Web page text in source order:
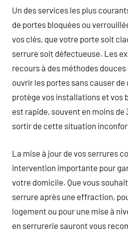
Un des services les plus
de portes bloquées ou
vos clés, que votre porte soit
serrure soit défectueuse. Les
recours à des méthodes
ouvrir les portes sans causer de
protège vos installations et vos
est rapide, souvent en moins
sortir de cette situation
La mise à jour de vos serrures
intervention importante pour
votre domicile. Que vous
serrure après une effraction,
logement ou pour une mise à
en serrurerie sauront vous